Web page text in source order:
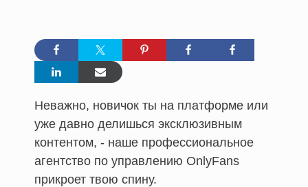
Неважно, новичок ты на платформе или
уже давно делишься эксклюзивным
контентом, - наше профессиональное
агентство по управлению OnlyFans
прикроет твою спину.